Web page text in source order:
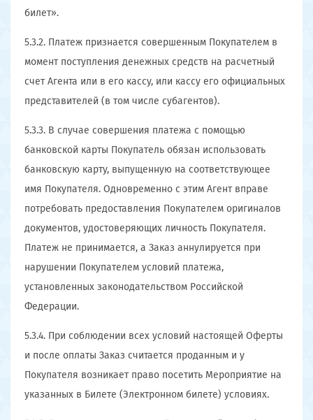
билет».
5.3.2. Платеж признается совершенным Покупателем в
момент поступления денежных средств на расчетный
счет Агента или в его кассу, или кассу его официальных
представителей (в том числе субагентов).
5.3.3. В случае совершения платежа с помощью
банковской карты Покупатель обязан использовать
банковскую карту, выпущенную на соответствующее
имя Покупателя. Одновременно с этим Агент вправе
потребовать предоставления Покупателем оригиналов
документов, удостоверяющих личность Покупателя.
Платеж не принимается, а Заказ аннулируется при
нарушении Покупателем условий платежа,
установленных законодательством Российской
Федерации.
5.3.4. При соблюдении всех условий настоящей Оферты
и после оплаты Заказ считается проданным и у
Покупателя возникает право посетить Мероприятие на
указанных в Билете (Электронном билете) условиях.